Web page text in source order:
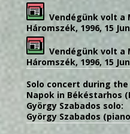
Vendégünk volt a
Háromszék, 1996, 15
Vendégünk volt a
Háromszék, 1996, 15
Solo concert during
Napok in Békéstarhos
György Szabados solo:
György Szabados